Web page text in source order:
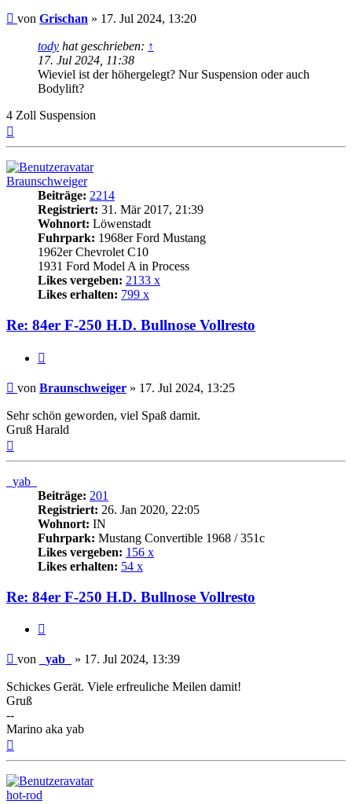
Beitrag
von Grischan » 17. Jul 2024, 13:20
tody hat geschrieben: ↑
17. Jul 2024, 11:38
Wieviel ist der höhergelegt? Nur Suspension oder auch
Bodylift?
4 Zoll Suspension
oben
Braunschweiger
Beiträge: 2214
Registriert: 31. Mär 2017, 21:39
Wohnort: Löwenstadt
Fuhrpark: 1968er Ford Mustang
1962er Chevrolet C10
1931 Ford Model A in Process
Likes vergeben: 2133 x
Likes erhalten: 799 x
Re: 84er F-250 H.D. Bullnose Vollresto
Beitrag
von Braunschweiger » 17. Jul 2024, 13:25
Sehr schön geworden, viel Spaß damit.
Gruß Harald
_yab_
Beiträge: 201
Registriert: 26. Jan 2020, 22:05
Wohnort: IN
Fuhrpark: Mustang Convertible 1968 / 351c
Likes vergeben: 156 x
Likes erhalten: 54 x
Re: 84er F-250 H.D. Bullnose Vollresto
Beitrag
von _yab_ » 17. Jul 2024, 13:39
Schickes Gerät. Viele erfreuliche Meilen damit!
Gruß
--
Marino aka yab
hot-rod